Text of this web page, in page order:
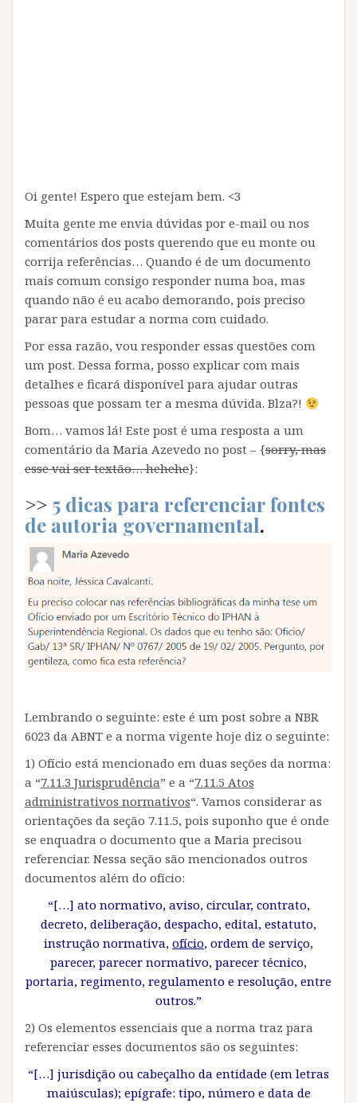
Oi gente! Espero que estejam bem. <3
Muita gente me envia dúvidas por e-mail ou nos
comentários dos posts querendo que eu monte ou
corrija referências… Quando é de um documento
mais comum consigo responder numa boa, mas
quando não é eu acabo demorando, pois preciso
parar para estudar a norma com cuidado.
Por essa razão, vou responder essas questões com
um post. Dessa forma, posso explicar com mais
detalhes e ficará disponível para ajudar outras
pessoas que possam ter a mesma dúvida. Blza?!
Bom… vamos lá! Este post é uma resposta a um
comentário da Maria Azevedo no post – {sorry, mas
esse vai ser textão… hehehe}:
>> 5 dicas para referenciar fontes
de autoria governamental.
Lembrando o seguinte: este é um post sobre a NBR
6023 da ABNT e a norma vigente hoje diz o seguinte:
1) Ofício está mencionado em duas seções da norma:
a “7.11.3 Jurisprudência” e a “7.11.5 Atos
administrativos normativos“. Vamos considerar as
orientações da seção 7.11.5, pois suponho que é onde
se enquadra o documento que a Maria precisou
referenciar. Nessa seção são mencionados outros
documentos além do ofício:
“[…] ato normativo, aviso, circular, contrato,
decreto, deliberação, despacho, edital, estatuto,
instrução normativa, ofício, ordem de serviço,
parecer, parecer normativo, parecer técnico,
portaria, regimento, regulamento e resolução, entre
outros.”
2) Os elementos essenciais que a norma traz para
referenciar esses documentos são os seguintes:
“[…] jurisdição ou cabeçalho da entidade (em letras
maiúsculas); epígrafe: tipo, número e data de